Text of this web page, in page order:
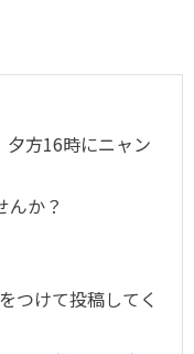
夕方16時にニャン
んか？
つけて投稿してく